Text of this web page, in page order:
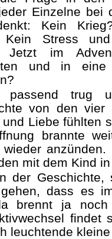
Einzelne bei
Kein
Kein Stress
Jetzt im
und in eine
passend trug
von den vier
und Liebe fühlten
brannte
wieder
mit dem Kind
der
dass es
brennt ja
findet
leuchtende